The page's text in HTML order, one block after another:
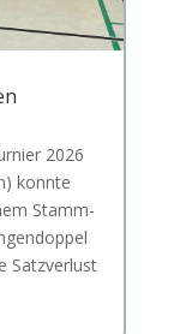
2026
konn­te
Stamm­
Satz­ver­lust